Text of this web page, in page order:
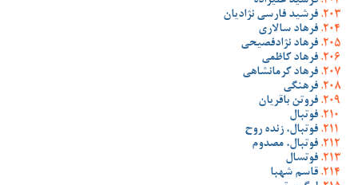
فرشید فارسی نژادیان
فرهاد سالاری
فرهاد نژادفصیحی
فرهاد کاظمی
فرهاد کرمانشاهی
فرهنگی
فروتن باقریان
فوتبال
فوتبال، زنده روح
فوتبال، مصدوم
فوتسال
قاسم شهبا